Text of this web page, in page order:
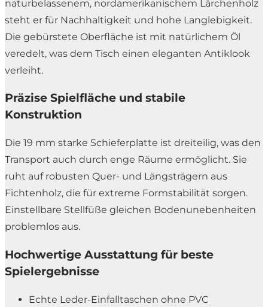
naturbelassenem, nordamerikanischem Lärchenholz
steht er für Nachhaltigkeit und hohe Langlebigkeit.
Die gebürstete Oberfläche ist mit natürlichem Öl
veredelt, was dem Tisch einen eleganten Antiklook
verleiht.
Präzise Spielfläche und stabile
Konstruktion
Die 19 mm starke Schieferplatte ist dreiteilig, was den
Transport auch durch enge Räume ermöglicht. Sie
ruht auf robusten Quer- und Längsträgern aus
Fichtenholz, die für extreme Formstabilität sorgen.
Einstellbare Stellfüße gleichen Bodenunebenheiten
problemlos aus.
Hochwertige Ausstattung für beste
Spielergebnisse
Echte Leder-Einfalltaschen ohne PVC